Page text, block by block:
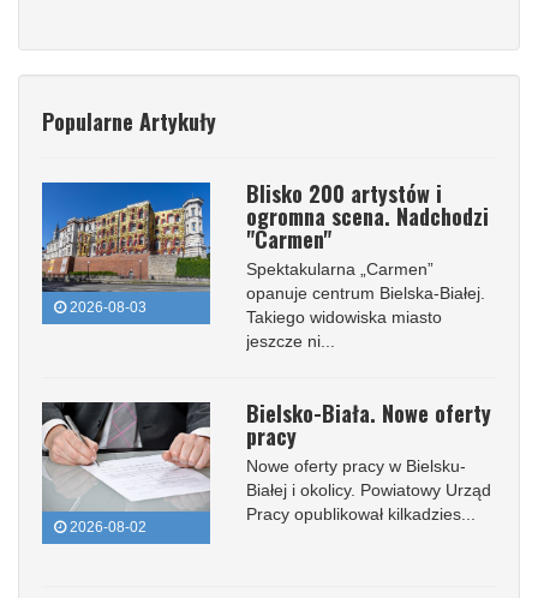
Popularne Artykuły
2026-08-03
Blisko 200 artystów i
ogromna scena. Nadchodzi
"Carmen"
Spektakularna „Carmen”
opanuje centrum Bielska-Białej.
Takiego widowiska miasto
jeszcze ni...
2026-08-02
Bielsko-Biała. Nowe oferty
pracy
Nowe oferty pracy w Bielsku-
Białej i okolicy. Powiatowy Urząd
Pracy opublikował kilkadzies...